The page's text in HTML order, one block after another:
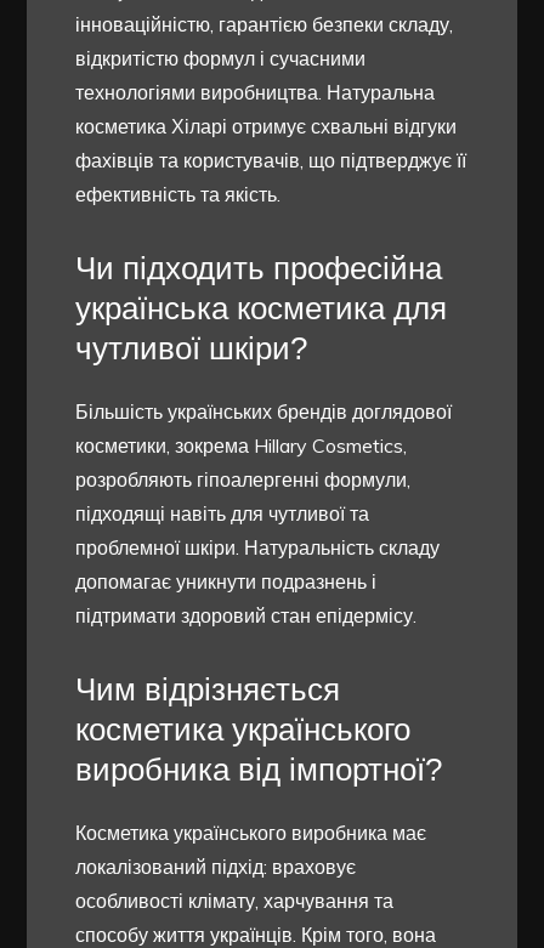
інноваційністю, гарантією безпеки складу,
відкритістю формул і сучасними
технологіями виробництва. Натуральна
косметика Хіларі отримує схвальні відгуки
фахівців та користувачів, що підтверджує її
ефективність та якість.
Чи підходить професійна
українська косметика для
чутливої шкіри?
Більшість українських брендів доглядової
косметики, зокрема Hillary Cosmetics,
розробляють гіпоалергенні формули,
підходящі навіть для чутливої та
проблемної шкіри. Натуральність складу
допомагає уникнути подразнень і
підтримати здоровий стан епідермісу.
Чим відрізняється
косметика українського
виробника від імпортної?
Косметика українського виробника має
локалізований підхід: враховує
особливості клімату, харчування та
способу життя українців. Крім того, вона